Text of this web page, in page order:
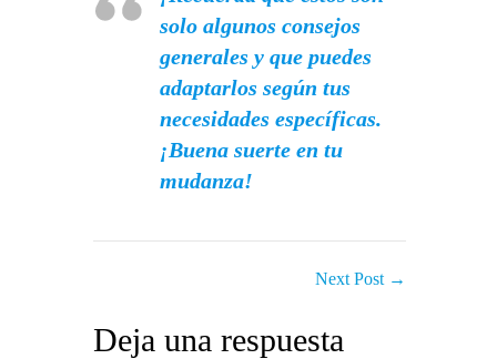
solo algunos consejos
generales y que puedes
adaptarlos según tus
necesidades específicas.
¡Buena suerte en tu
mudanza!
Next Post →
Deja una respuesta